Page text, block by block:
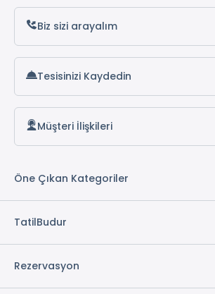
Biz sizi arayalım
Tesisinizi Kaydedin
Müşteri İlişkileri
Öne Çıkan Kategoriler
TatilBudur
Rezervasyon